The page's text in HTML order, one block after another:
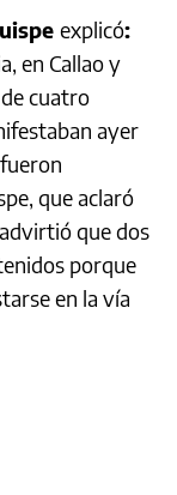
explicó:
en Callao y
cuatro
ayer
que aclaró
que dos
porque
en la vía